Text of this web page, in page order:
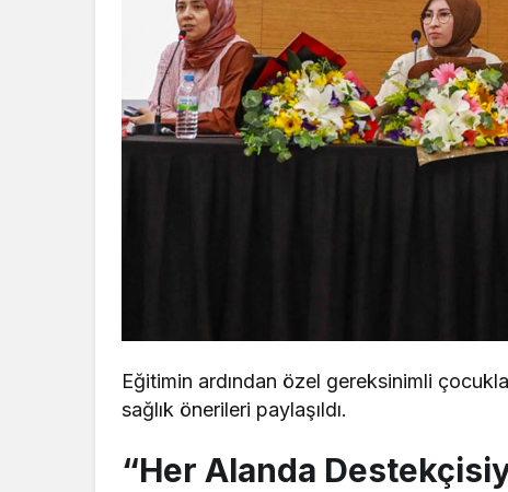
Eğitimin ardından özel gereksinimli
sağlık önerileri paylaşıldı.
“Her Alanda